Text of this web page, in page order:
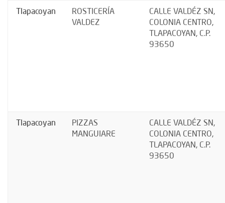
Tlapacoyan
ROSTICERÍA
VALDEZ
CALLE VALDÉZ SN,
COLONIA CENTRO,
TLAPACOYAN, C.P.
93650
Tlapacoyan
PIZZAS
MANGUIARE
CALLE VALDÉZ SN,
COLONIA CENTRO,
TLAPACOYAN, C.P.
93650